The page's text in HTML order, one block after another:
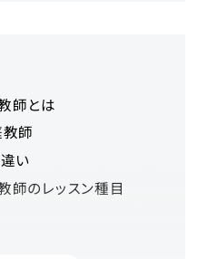
師とは
師
い
師のレッスン種目